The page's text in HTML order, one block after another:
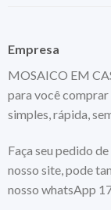
Empresa
MOSAICO EM
para você
simples, rápida,
Faça seu pedido
nosso site, pode
nosso whatsApp